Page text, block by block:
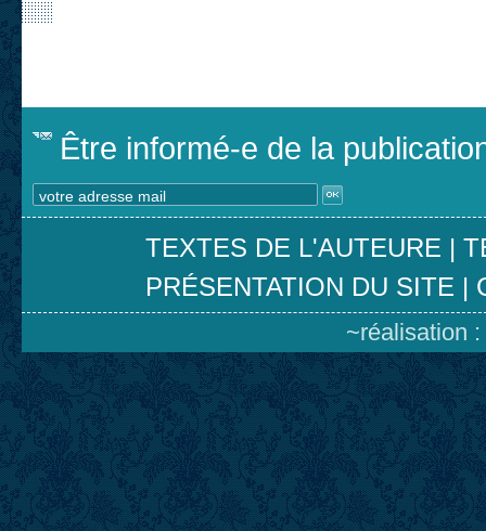
Être informé-e de la
TEXTES DE L'AUTEURE |
PRÉSENTATION DU SITE |
~réalisation